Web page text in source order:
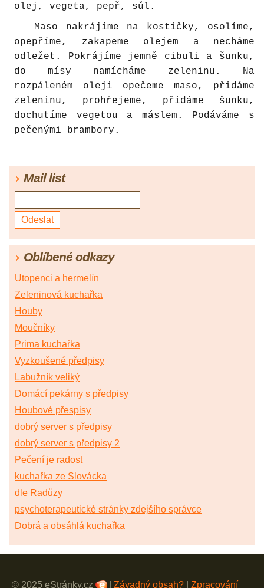
olej, vegeta, pepř, sůl.
Maso nakrájíme na kostičky, osolíme,
opepříme, zakapeme olejem a necháme
odležet. Pokrájíme jemně cibuli a šunku,
do mísy namícháme zeleninu. Na
rozpáleném oleji opečeme maso, přidáme
zeleninu, prohřejeme, přidáme šunku,
dochutíme vegetou a máslem. Podáváme s
pečenými brambory.
Mail list
Oblíbené odkazy
Utopenci a hermelín
Zeleninová kuchařka
Houby
Moučníky
Prima kuchařka
Vyzkoušené předpisy
Labužník veliký
Domácí pekárny s předpisy
Houbové přespisy
dobrý server s předpisy
dobrý server s předpisy 2
Pečení je radost
kuchařka ze Slovácka
dle Radůzy
psychoterapeutické stránky zdejšího správce
Dobrá a obsáhlá kuchařka
© 2025 eStránky.cz Závadný obsah? Zpracování